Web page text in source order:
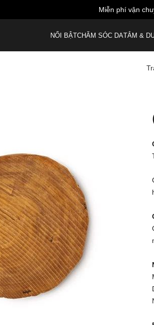
Miễn phí vận
NỔI BẬTCHĂM SÓC DATẮM &